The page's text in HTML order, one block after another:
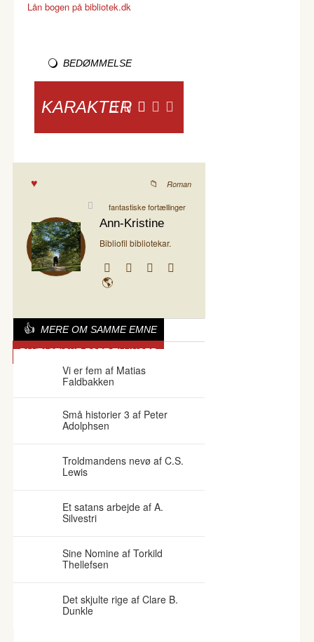
Lån bogen på bibliotek.dk
BEDØMMELSE
KARAKTER
Roman
fantastiske fortællinger
Ann-Kristine
Bibliofil bibliotekar.
MERE OM SAMME EMNE
FANTASTISKE FORTÆLLINGER
Vi er fem af Matias
Faldbakken
Små historier 3 af Peter
Adolphsen
Troldmandens nevø af C.S.
Lewis
Et satans arbejde af A.
Silvestri
Sine Nomine af Torkild
Thellefsen
Det skjulte rige af Clare B.
Dunkle